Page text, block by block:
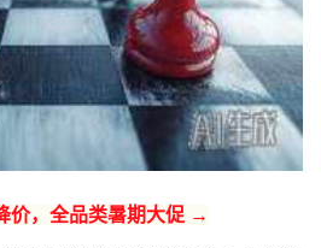
价，全品类暑期大促 →